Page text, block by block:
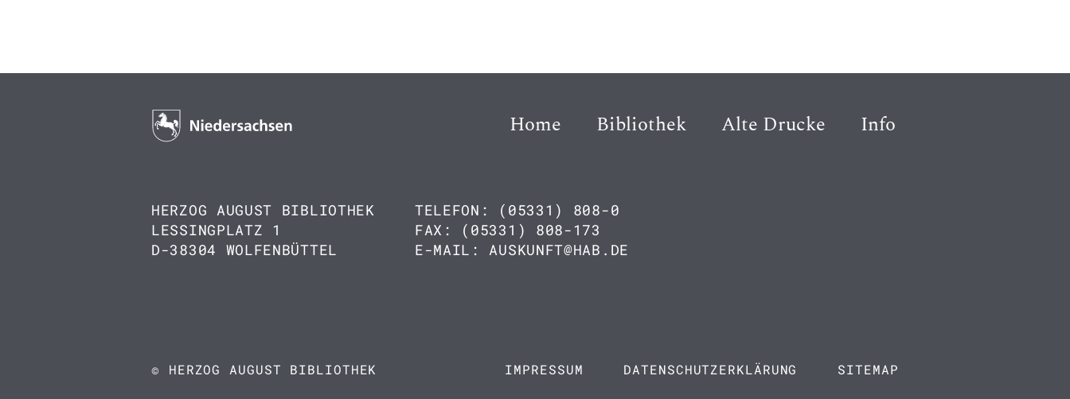
Home Bibliothek Alte Drucke Info
HERZOG AUGUST BIBLIOTHEK
LESSINGPLATZ 1
D-38304 WOLFENBÜTTEL
TELEFON: (05331) 808-0
FAX: (05331) 808-173
E-MAIL: AUSKUNFT@HAB.DE
© HERZOG AUGUST BIBLIOTHEK IMPRESSUM DATENSCHUTZERKLÄRUNG SITEMAP